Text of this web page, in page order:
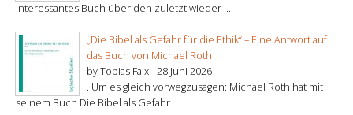
interessantes Buch über den zuletzt wieder ...
„Die Bibel als Gefahr für die Ethik“ – Eine Antwort auf
das Buch von Michael Roth
by Tobias Faix -28 Juni 2026
. Um es gleich vorwegzusagen: Michael Roth hat mit
seinem Buch Die Bibel als Gefahr ...